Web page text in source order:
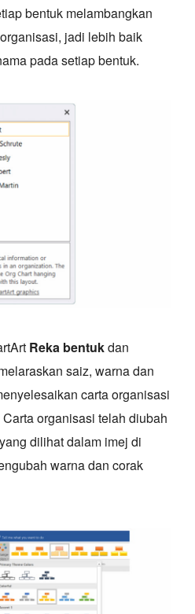
bentuk melambangkan
jadi lebih baik
pada setiap bentuk.
Reka bentukdan
saiz, warna dan
carta organisasi
organisasi telah diubah
dilihat dalam imej di
warna dan corak